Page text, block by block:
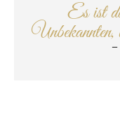
Es ist
–